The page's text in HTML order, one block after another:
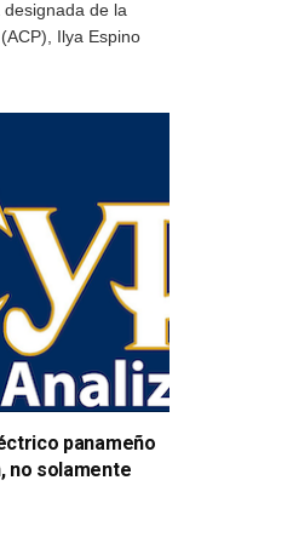
de la
Ilya Espino
panameño
no solamente